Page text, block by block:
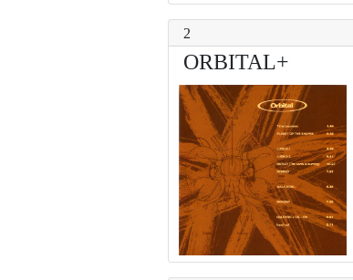
2
ORBITAL+